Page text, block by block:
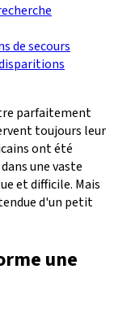
de secours
parfaitement
toujours leur
ont été
une vaste
et difficile. Mais
d'un petit
une